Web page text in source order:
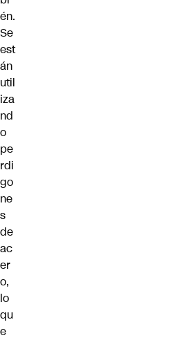
én.
Se
est
án
util
iza
nd
o
pe
rdi
go
ne
s
de
ac
er
o,
lo
qu
e